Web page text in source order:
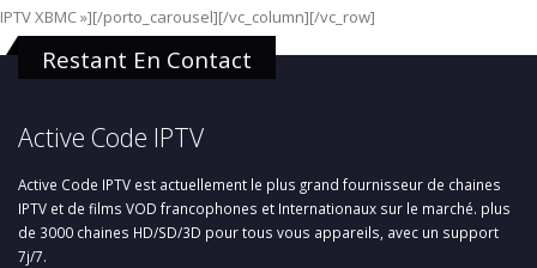
IPTV XBMC »][/porto_carousel][/vc_column][/vc_row]
Restant En Contact
Active Code IPTV
Active Code IPTV est actuellement le plus grand fournisseur de chaines
IPTV et de films VOD francophones et Internationaux sur le marché. plus
de 3000 chaines HD/SD/3D pour tous vous appareils, avec un support
7j/7.